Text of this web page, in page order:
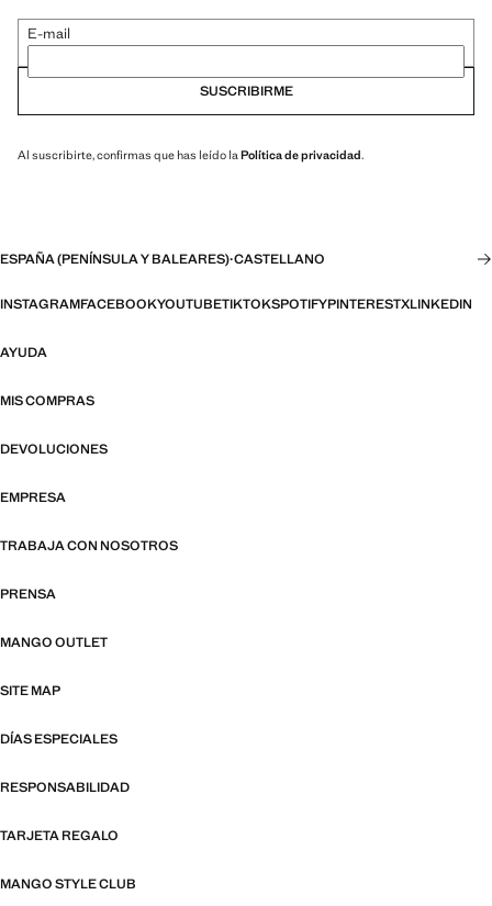
E-mail
SUSCRIBIRME
Al suscribirte, confirmas que has leído la Política de privacidad.
ESPAÑA (PENÍNSULA Y BALEARES)·CASTELLANO
INSTAGRAMFACEBOOKYOUTUBETIKTOKSPOTIFYPINTERESTXLINKEDIN
AYUDA
MIS COMPRAS
DEVOLUCIONES
EMPRESA
TRABAJA CON NOSOTROS
PRENSA
MANGO OUTLET
SITE MAP
DÍAS ESPECIALES
RESPONSABILIDAD
TARJETA REGALO
MANGO STYLE CLUB